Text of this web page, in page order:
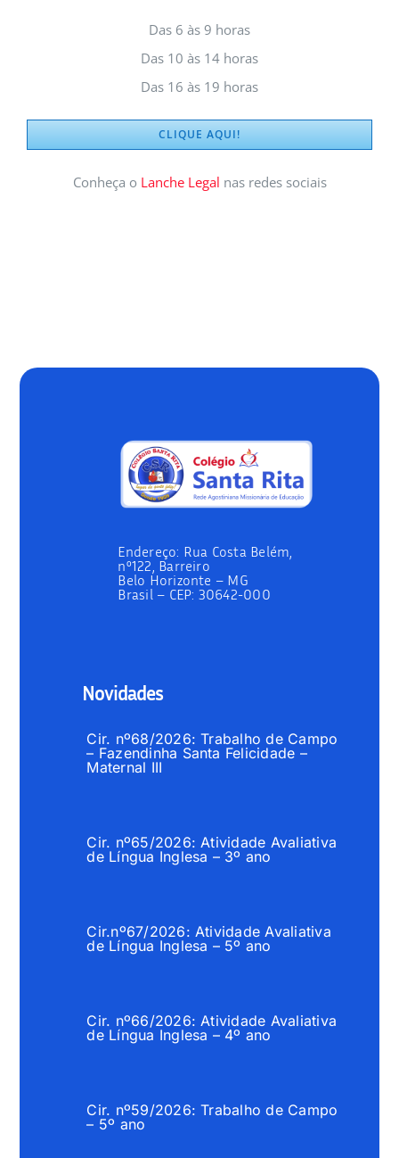
Das 6 às 9 horas
Das 10 às 14 horas
Das 16 às 19 horas
CLIQUE AQUI!
Conheça o Lanche Legal nas redes sociais
Endereço: Rua Costa Belém,
nº122, Barreiro
Belo Horizonte – MG
Brasil – CEP: 30642-000
Novidades
Cir. nº68/2026: Trabalho de Campo
– Fazendinha Santa Felicidade –
Maternal III
Cir. nº65/2026: Atividade Avaliativa
de Língua Inglesa – 3º ano
Cir.nº67/2026: Atividade Avaliativa
de Língua Inglesa – 5º ano
Cir. nº66/2026: Atividade Avaliativa
de Língua Inglesa – 4º ano
Cir. nº59/2026: Trabalho de Campo
– 5º ano